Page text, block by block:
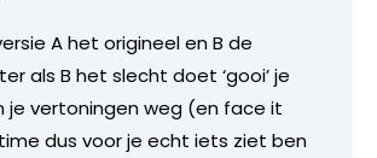
A het origineel en B de
als B het slecht doet ‘gooi’ je
je vertoningen weg (en face it
dus voor je echt iets ziet ben